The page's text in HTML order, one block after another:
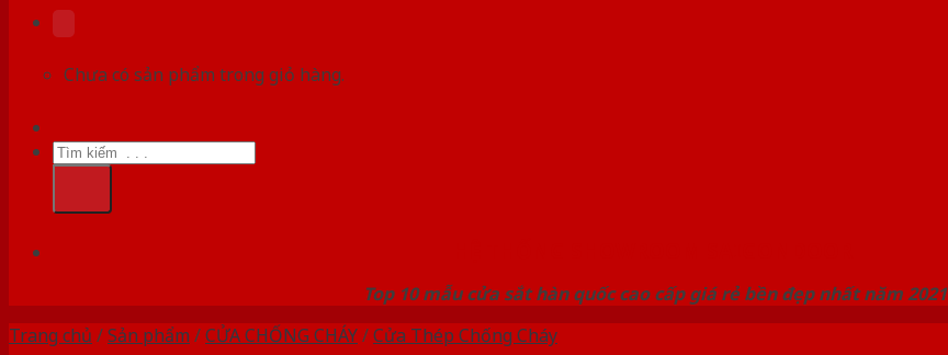
Chưa có sản phẩm trong giỏ hàng.
Tìm
kiếm:
Top 10 mẫu cửa sắt hàn quốc cao cấp giá rẻ bền đẹp nhất năm 2021
Trang chủ /Sản phẩm /CỬA CHỐNG CHÁY/Cửa Thép Chống Cháy